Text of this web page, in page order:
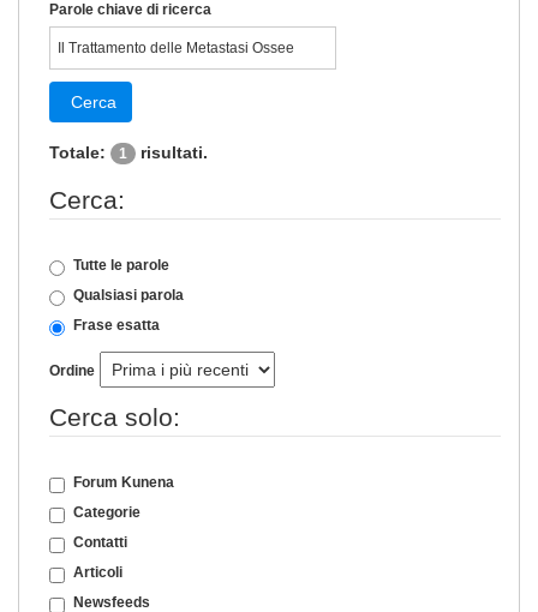
Parole chiave di ricerca
Cerca
Totale: 1 risultati.
Cerca:
Tutte le parole
Qualsiasi parola
Frase esatta
Ordine
Cerca solo:
Forum Kunena
Categorie
Contatti
Articoli
Newsfeeds